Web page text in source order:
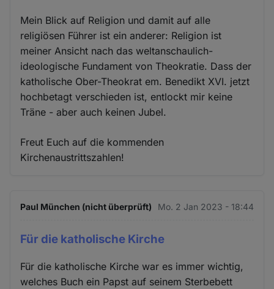
Mein Blick auf Religion und damit auf alle
religiösen Führer ist ein anderer: Religion ist
meiner Ansicht nach das weltanschaulich-
ideologische Fundament von Theokratie. Dass der
katholische Ober-Theokrat em. Benedikt XVI. jetzt
hochbetagt verschieden ist, entlockt mir keine
Träne - aber auch keinen Jubel.
Freut Euch auf die kommenden
Kirchenaustrittszahlen!
Paul München (nicht überprüft) Mo. 2 Jan 2023 - 18:44
Für die katholische Kirche
Für die katholische Kirche war es immer wichtig,
welches Buch ein Papst auf seinem Sterbebett